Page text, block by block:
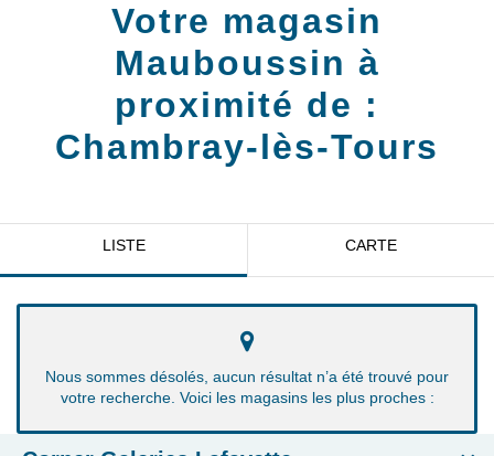
Votre magasin
Mauboussin à
proximité de :
Chambray-lès-Tours
LISTE CARTE
Nous sommes désolés, aucun résultat n’a été trouvé pour
votre recherche. Voici les magasins les plus proches :